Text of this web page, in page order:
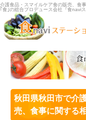
介護食品・スマイルケア食の販売、食
｢食｣の総合プロデュース会社『食navi
秋田県秋田市で介
売、食事に関する